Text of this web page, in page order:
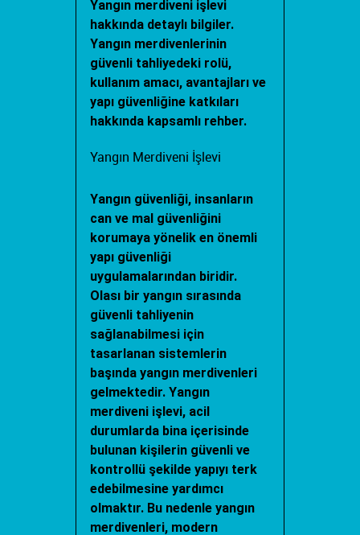
Yangın merdiveni işlevi
hakkında detaylı bilgiler.
Yangın merdivenlerinin
güvenli tahliyedeki rolü,
kullanım amacı, avantajları ve
yapı güvenliğine katkıları
hakkında kapsamlı rehber.
Yangın Merdiveni İşlevi
Yangın güvenliği, insanların
can ve mal güvenliğini
korumaya yönelik en önemli
yapı güvenliği
uygulamalarından biridir.
Olası bir yangın sırasında
güvenli tahliyenin
sağlanabilmesi için
tasarlanan sistemlerin
başında yangın merdivenleri
gelmektedir. Yangın
merdiveni işlevi, acil
durumlarda bina içerisinde
bulunan kişilerin güvenli ve
kontrollü şekilde yapıyı terk
edebilmesine yardımcı
olmaktır. Bu nedenle yangın
merdivenleri, modern